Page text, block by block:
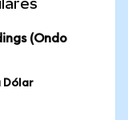
(Ondo
Dólar